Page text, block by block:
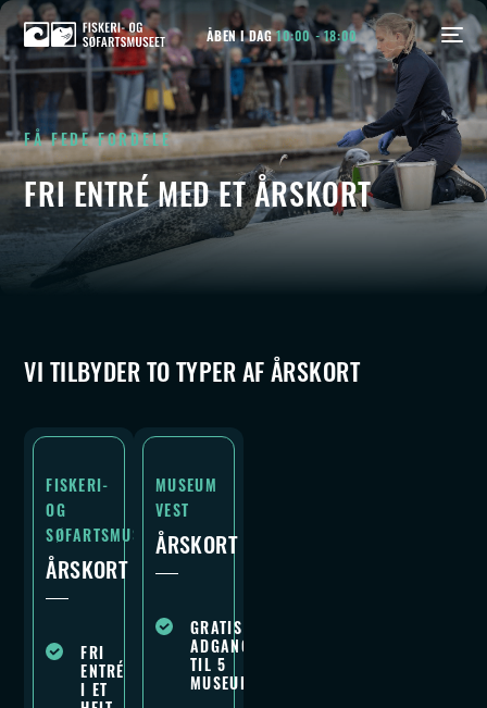
ÅBEN I DAG10:00 - 18:00
FÅ FEDE FORDELE
FRI ENTRÉMED ET ÅRSKORT
VI TILBYDER TO TYPER AF ÅRSKORT
FISKERI-
OG
SØFARTSMUSEET
ÅRSKORT
FRI
ENTRÉ
I ET
MUSEUM
VEST
ÅRSKORT
GRATIS
ADGANG
TIL 5
MUSEUER